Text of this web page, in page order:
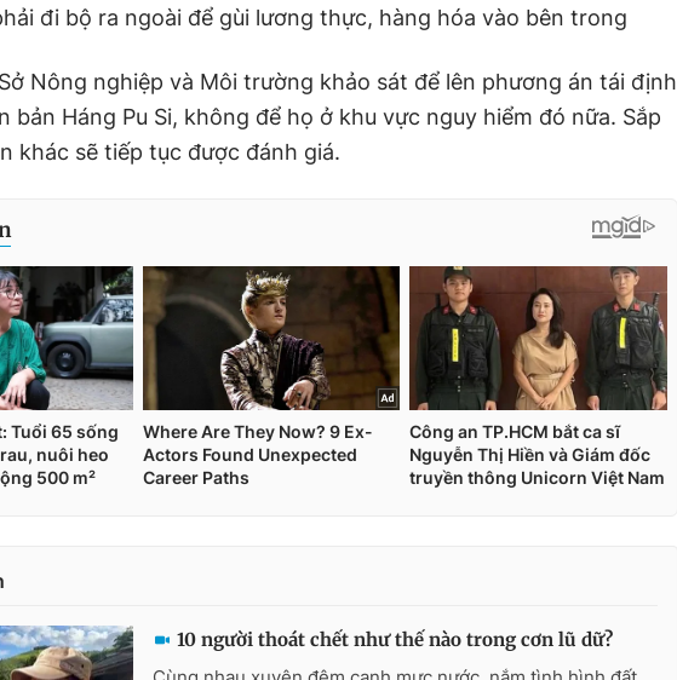
đi bộ ra ngoài để gùi lương thực, hàng hóa vào bên trong
Nông nghiệp và Môi trường khảo sát để lên phương án tái định
bản Háng Pu Si, không để họ ở khu vực nguy hiểm đó nữa. Sắp
khác sẽ tiếp tục được đánh giá.
10 người thoát chết như thế nào trong cơn lũ dữ?